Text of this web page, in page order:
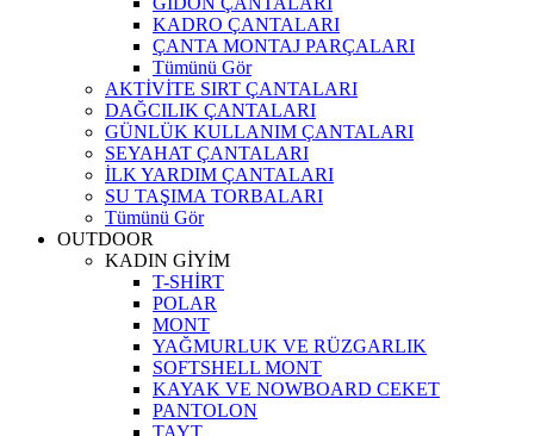
KADRO ÇANTALARI
ÇANTA MONTAJ PARÇALARI
Tümünü Gör
AKTİVİTE SIRT ÇANTALARI
DAĞCILIK ÇANTALARI
GÜNLÜK KULLANIM ÇANTALARI
SEYAHAT ÇANTALARI
İLK YARDIM ÇANTALARI
SU TAŞIMA TORBALARI
Tümünü Gör
OUTDOOR
KADIN GİYİM
T-SHİRT
POLAR
MONT
YAĞMURLUK VE RÜZGARLIK
SOFTSHELL MONT
KAYAK VE NOWBOARD CEKET
PANTOLON
TAYT